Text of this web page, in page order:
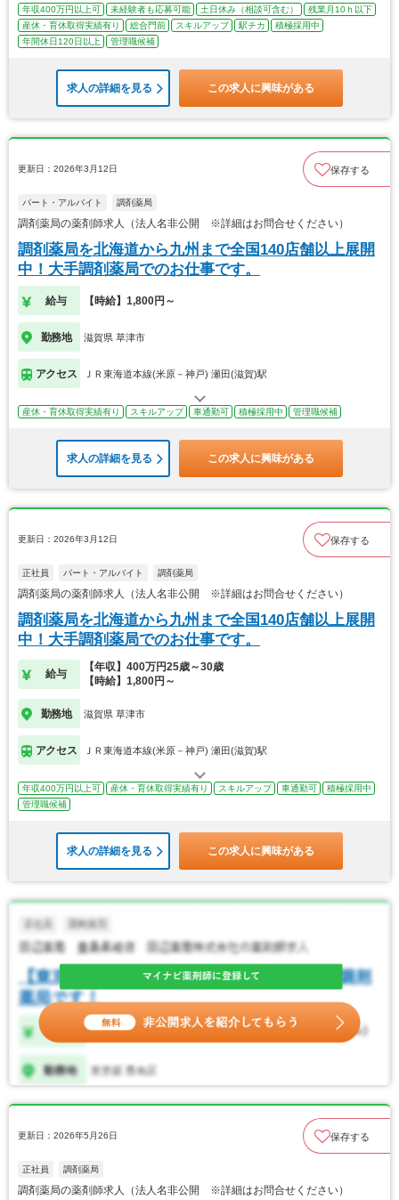
年収400万円以上可 未経験者も応募可能 土日休み（相談可含む）
残業月10ｈ以下
産休・育休取得実績有り
総合門前 スキルアップ 駅チカ
積極採用中
年間休日120日以上
管理職候補
求人の詳細を見る この求人に興味がある
更新日：2026年3月12日 保存する
パート・アルバイト 調剤薬局
調剤薬局の薬剤師求人（法人名非公開 ※詳細はお問合せください）
調剤薬局を北海道から九州まで全国140店舗以上展開
中！大手調剤薬局でのお仕事です。
給与 【時給】1,800円～
勤務地 滋賀県 草津市
アクセス ＪＲ東海道本線(米原－神戸) 瀬田(滋賀)駅
産休・育休取得実績有り スキルアップ 車通勤可 積極採用中 管理職候補
求人の詳細を見る この求人に興味がある
更新日：2026年3月12日 保存する
正社員 パート・アルバイト 調剤薬局
調剤薬局の薬剤師求人（法人名非公開 ※詳細はお問合せください）
調剤薬局を北海道から九州まで全国140店舗以上展開
中！大手調剤薬局でのお仕事です。
給与
【年収】400万円25歳～30歳
【時給】1,800円～
勤務地 滋賀県 草津市
アクセス ＪＲ東海道本線(米原－神戸) 瀬田(滋賀)駅
年収400万円以上可 産休・育休取得実績有り スキルアップ 車通勤可
積極採用中
管理職候補
求人の詳細を見る この求人に興味がある
更新日：2026年5月26日 保存する
正社員 調剤薬局
調剤薬局の薬剤師求人（法人名非公開 ※詳細はお問合せください）